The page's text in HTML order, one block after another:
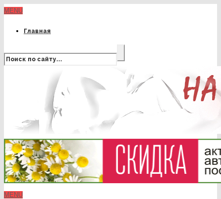
MENU
Главная
MENU